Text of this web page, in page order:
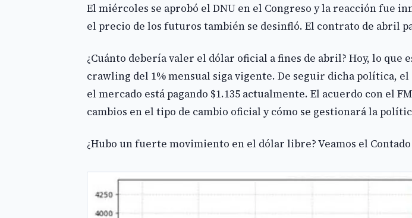
El miércoles se aprobó el DNU en el Congreso y la reacción fue
el precio de los futuros también se desinfló. El contrato de abril
¿Cuánto debería valer el dólar oficial a fines de abril? Hoy, lo que
crawling del 1% mensual siga vigente. De seguir dicha política,
el mercado está pagando $1.135 actualmente. El acuerdo con el
cambios en el tipo de cambio oficial y cómo se gestionará la
¿Hubo un fuerte movimiento en el dólar libre? Veamos el